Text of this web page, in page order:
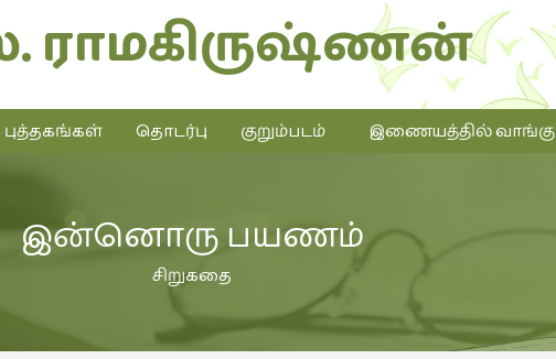
ராமகிருஷ்ணன்
புத்தகங்கள் தொடர்பு குறும்படம் இணையத்தில் வாங்கு
இன்னொரு பயணம்
சிறுகதை